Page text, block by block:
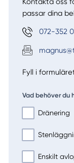
passar dina
072-352
Fyll i
Vad behöver du
Dränering
Enskilt